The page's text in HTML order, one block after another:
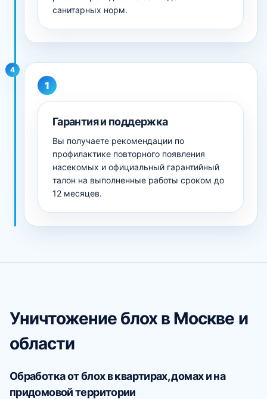
санитарных норм.
4
Гарантия и поддержка
Вы получаете рекомендации по
профилактике повторного появления
насекомых и официальный гарантийный
талон на выполненные работы сроком до
12 месяцев.
Уничтожение блох в Москве и
области
Обработка от блох в квартирах, домах и на
придомовой территории